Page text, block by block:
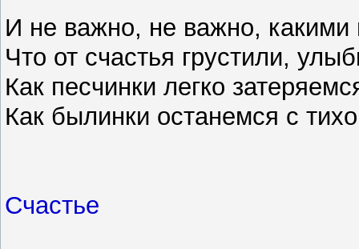
И не важно, не важно,
Что от счастья грустили,
Как песчинки легко
Как былинки останемся с
Счастье